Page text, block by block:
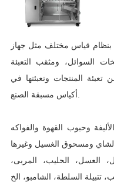
بنظام قياس مختلف مثل جهاز
السوائل، ومثقب التعبئة
المنتجات وتعبئتها في
وحبوب القهوة والفواكه
العسل، الحليب، المربى،